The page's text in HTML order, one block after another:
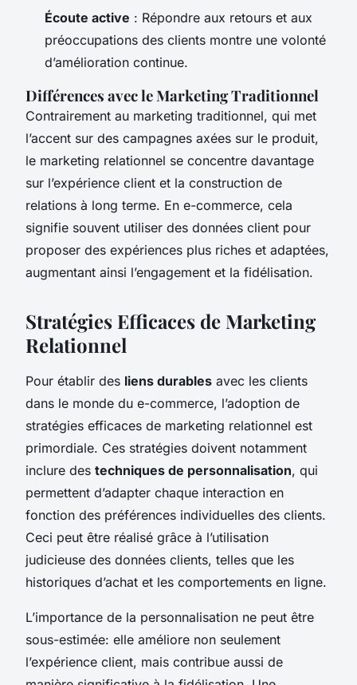
Écoute active : Répondre aux retours et aux
préoccupations des clients montre une volonté
d’amélioration continue.
Différences avec le Marketing Traditionnel
Contrairement au marketing traditionnel, qui met
l’accent sur des campagnes axées sur le produit,
le marketing relationnel se concentre davantage
sur l’expérience client et la construction de
relations à long terme. En e-commerce, cela
signifie souvent utiliser des données client pour
proposer des expériences plus riches et adaptées,
augmentant ainsi l’engagement et la fidélisation.
Stratégies Efficaces de Marketing
Relationnel
Pour établir des liens durables avec les clients
dans le monde du e-commerce, l’adoption de
stratégies efficaces de marketing relationnel est
primordiale. Ces stratégies doivent notamment
inclure des techniques de personnalisation, qui
permettent d’adapter chaque interaction en
fonction des préférences individuelles des clients.
Ceci peut être réalisé grâce à l’utilisation
judicieuse des données clients, telles que les
historiques d’achat et les comportements en ligne.
L’importance de la personnalisation ne peut être
sous-estimée: elle améliore non seulement
l’expérience client, mais contribue aussi de